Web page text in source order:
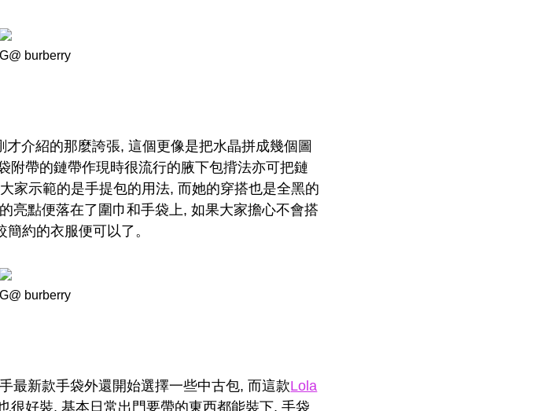
burberry
介紹的那麼誇張, 這個更像是把水晶拼成幾個圖
附帶的鏈帶作現時很流行的腋下包揹法亦可把鏈
家示範的是手提包的用法, 而她的穿搭也是全黑的
亮點便落在了圍巾和手袋上, 如果大家擔心不會搭
約的衣服便可以了。
burberry
最新款手袋外還開始選擇一些中古包, 而這款Lola
很好裝, 基本日常出門要帶的東西都能裝下, 手袋